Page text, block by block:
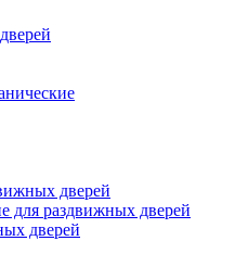
дверей
для раздвижных дверей
дверей